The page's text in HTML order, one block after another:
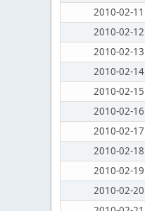
2010-02-11
2010-02-12
2010-02-13
2010-02-14
2010-02-15
2010-02-16
2010-02-17
2010-02-18
2010-02-19
2010-02-20